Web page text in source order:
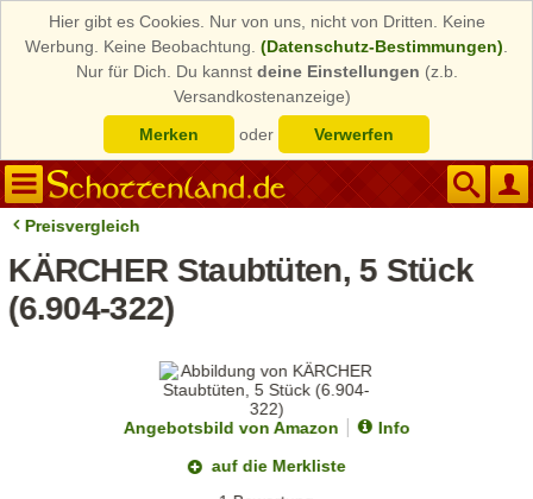
Hier gibt es Cookies. Nur von uns, nicht von Dritten. Keine
Werbung. Keine Beobachtung. (Datenschutz-Bestimmungen)
Nur für Dich. Du kannst deine Einstellungen (z.b.
Versandkostenanzeige)
Merken
oder Verwerfen
Preisvergleich
KÄRCHER Staubtüten, 5 Stück
(6.904-322)
Angebotsbild von Amazon
Info
auf die Merkliste